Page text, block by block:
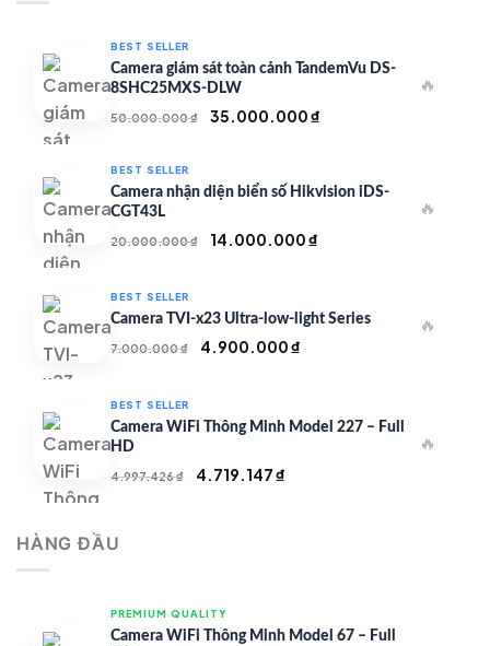
BEST SELLER
Camera giám sát toàn cảnh TandemVu DS-
8SHC25MXS-DLW
50.000.000₫
Giá
50.000.000 ₫.
35.000.000₫
là:
35.000.000 ₫.
🔥
BEST SELLER
Camera nhận diện biển số Hikvision iDS-
CGT43L
20.000.000₫
Giá
20.000.000 ₫.
14.000.000₫
là:
14.000.000 ₫.
🔥
BEST SELLER
Camera TVI-x23 Ultra-low-light Series
7.000.000₫
Giá
7.000.000 ₫.
4.900.000₫
là:
🔥
BEST SELLER
Camera WiFi Thông Minh Model 227 – Full
HD
4.997.426₫
Giá
4.719.147₫
🔥
HÀNG ĐẦU
PREMIUM QUALITY
Camera WiFi Thông Minh Model 67 – Full